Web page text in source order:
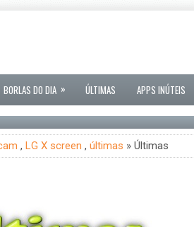
BORLAS DO DIA » ÚLTIMAS APPS INÚTEIS
, LG X screen , últimas » Últimas